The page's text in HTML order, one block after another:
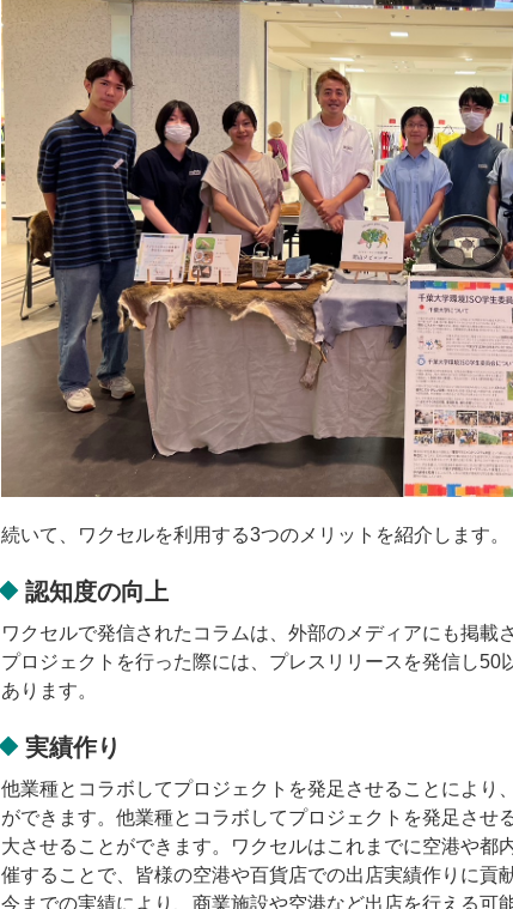
続いて、ワクセルを利用する3つのメリットを紹介します。
認知度の向上
ワクセルで発信されたコラムは、外部のメディアにも掲載
プロジェクトを行った際には、プレスリリースを発信し50
あります。
実績作り
他業種とコラボしてプロジェクトを発足させることにより
ができます。他業種とコラボしてプロジェクトを発足させ
大させることができます。ワクセルはこれまでに空港や都
催することで、皆様の空港や百貨店での出店実績作りに貢
今までの実績により、商業施設や空港など出店を行える可